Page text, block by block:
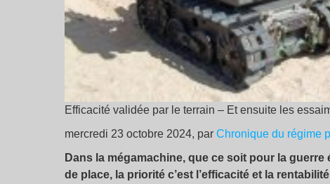
Efficacité validée par le terrain – Et ensuite les
mercredi 23 octobre 2024, par Chronique du régime
Dans la mégamachine, que ce soit pour la
de place, la priorité c’est l’efficacité et la